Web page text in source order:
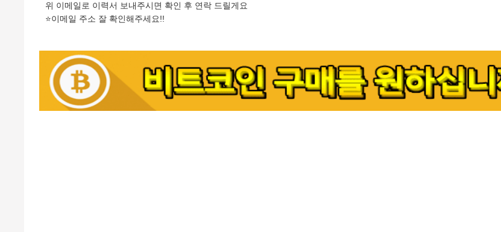
위 이메일로 이력서 보내주시면 확인 후 연락 드릴게요
⭐️이메일 주소 잘 확인해주세요!!